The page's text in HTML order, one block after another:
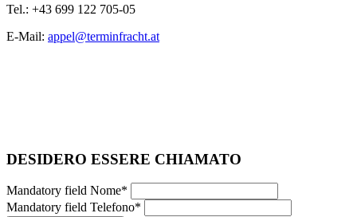
Tel.: +43 699 122 705-05
E-Mail: appel@terminfracht.at
DESIDERO ESSERE CHIAMATO
Mandatory field Nome*
Mandatory field Telefono*